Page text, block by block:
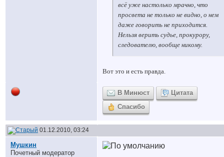
всё уже настолько мрачно, что
просвета не только не видно, о нем
даже говорить не приходится.
Нельзя верить судье, прокурору,
следователю, вообще никому.
Вот это и есть правда.
В Минюст
Цитата
Спасибо
01.12.2010, 03:24
Мушкин
Почетный модератор